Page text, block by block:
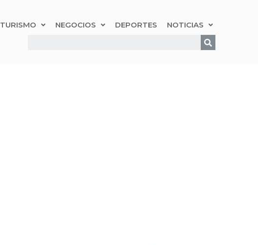
TURISMO NEGOCIOS DEPORTES NOTICIAS